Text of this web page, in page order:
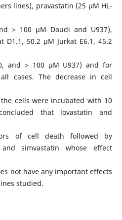
lines), pravastatin (25 μM HL-
> 100 μM Daudi and U937),
D1.1, 50.2 μM Jurkat E6.1, 45.2
and > 100 μM U937) and for
cases. The decrease in cell
cells were incubated with 10
that lovastatin and
of cell death followed by
simvastatin whose effect
not have any important effects
studied.